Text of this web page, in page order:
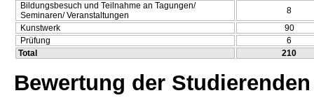
Bildungsbesuch und Teilnahme an Tagungen/
Seminaren/ Veranstaltungen
8
Kunstwerk
90
Prüfung
6
Total
210
Bewertung der Studierenden